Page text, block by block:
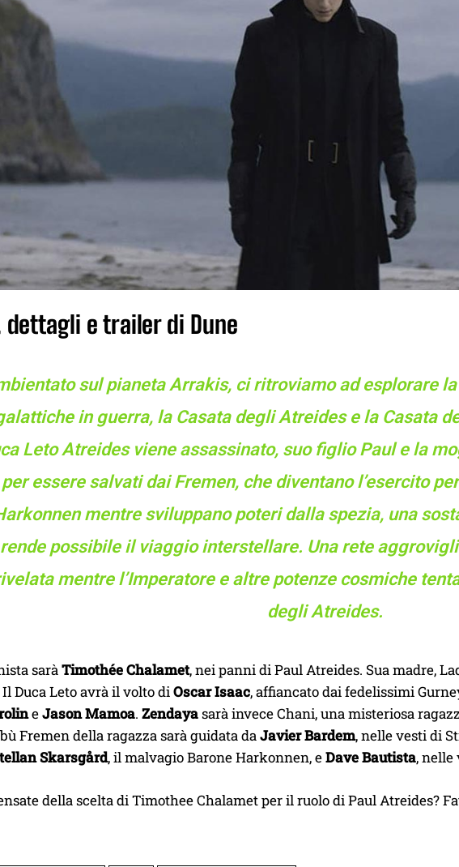
dettagli e trailer di Dune
sul pianeta Arrakis, ci ritroviamo ad esplorare
in guerra, la Casata degli Atreides e la Casata
Leto Atreides viene assassinato, suo figlio Paul e la
per essere salvati dai Fremen, che diventano l’esercito
mentre sviluppano poteri dalla spezia, una
rende possibile il viaggio interstellare. Una rete
mentre l’Imperatore e altre potenze cosmiche
degli Atreides.
saràTimothée Chalamet, nei panni di Paul Atreides. Sua madre,
Il Duca Leto avrà il volto diOscar Isaac, affiancato dai fedelissimi
eJason Mamoa. Zendayasarà invece Chani, una misteriosa
Fremen della ragazza sarà guidata daJavier Bardem, nelle vesti di
Skarsgård, il malvagio Barone Harkonnen, eDave Bautista, nelle
della scelta di Timothee Chalamet per il ruolo di Paul Atreides?